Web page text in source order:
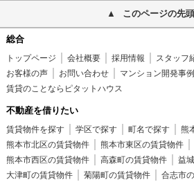
このページの先
総合
トップページ 会社概要 採用情報 スタッフ
お客様の声
お問い合わせ
マンション開発事例
賃貸のことならピタットハウス
不動産を借りたい
賃貸物件を探す 学区で探す 町名で探す
熊
熊本市北区の賃貸物件
熊本市東区の賃貸物件
熊本市西区の賃貸物件
高森町の賃貸物件
益
大津町の賃貸物件
菊陽町の賃貸物件 合志市